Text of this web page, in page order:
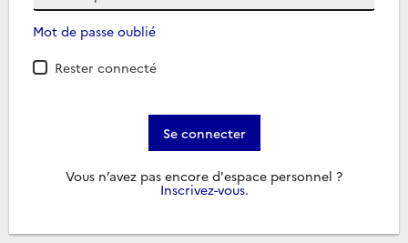
Mot de passe oublié
Rester connecté
Se connecter
Vous n’avez pas encore d'espace personnel ?
Inscrivez-vous.